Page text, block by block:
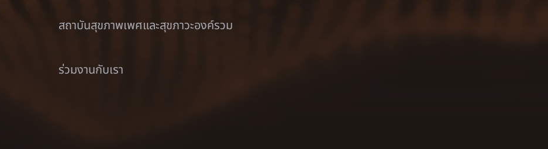
สถาบันสุขภาพเพศและสุขภาวะองค์รวม
ร่วมงานกับเรา